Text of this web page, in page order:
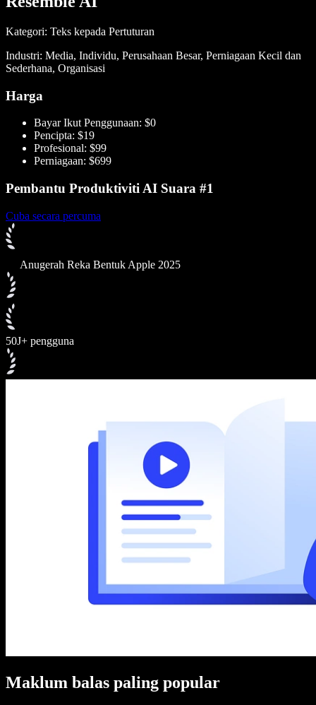
Kategori: Teks kepada Pertuturan
Industri: Media, Individu, Perusahaan Besar, Perniagaan Kecil dan
Sederhana, Organisasi
Harga
Bayar Ikut Penggunaan: $0
Pencipta: $19
Profesional: $99
Perniagaan: $699
Pembantu Produktiviti AI Suara #1
Cuba secara percuma
Anugerah Reka Bentuk Apple 2025
50J+ pengguna
Maklum balas paling popular